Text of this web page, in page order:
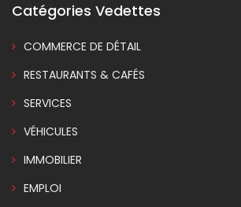
Catégories Vedettes
COMMERCE DE DÉTAIL
RESTAURANTS & CAFÉS
SERVICES
VÉHICULES
IMMOBILIER
EMPLOI